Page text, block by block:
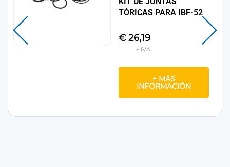
TÓRICAS PARA IBF-52
€26,19
+ MÁS
INFORMACIÓN